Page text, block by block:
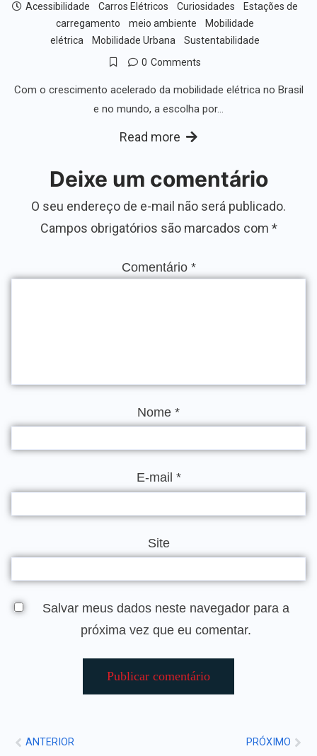
Acessibilidade
Carros Elétricos Curiosidades
Estações de
carregamento
meio ambiente
Mobilidade
elétrica
Mobilidade Urbana
Sustentabilidade
0 Comments
Com o crescimento acelerado da mobilidade elétrica no Brasil
e no mundo, a escolha por…
Read more
Deixe um comentário
O seu endereço de e-mail não será publicado.
Campos obrigatórios são marcados com *
Comentário *
Nome *
E-mail *
Site
Salvar meus dados neste navegador para a
próxima vez que eu comentar.
ANTERIOR PRÓXIMO